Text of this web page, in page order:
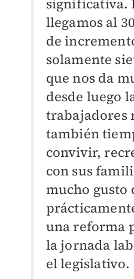
significativa.
llegamos al
de
solamente
que nos da
desde luego
trabajadores
también
convivir,
con sus
mucho gusto
una reforma
la jornada
el legislativo.